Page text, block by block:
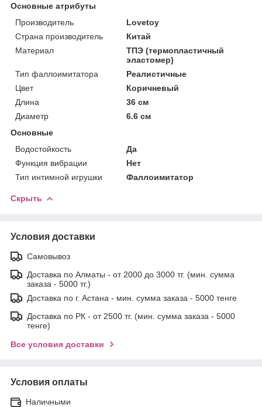
Основные атрибуты
Производитель
Lovetoy
Страна производитель
Китай
Материал
ТПЭ (термопластичный
эластомер)
Тип фаллоимитатора
Реалистичные
Цвет
Коричневый
Длина
36 см
Диаметр
6.6 см
Основные
Водостойкость
Да
Функция вибрации
Нет
Тип интимной игрушки
Фаллоимитатор
Скрыть
Условия доставки
Самовывоз
Доставка по Алматы - от 2000 до 3000 тг. (мин. сумма
заказа - 5000 тг.)
Доставка по г. Астана - мин. сумма заказа - 5000 тенге
Доставка по РК - от 2500 тг. (мин. сумма заказа - 5000
тенге)
Все условия доставки
Условия оплаты
Наличными